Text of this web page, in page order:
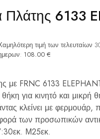
Πλάτης 6133
τιμή των τελευταίων
108.00 €
με FRNC 6133
θήκη για κινητό και
κλείνει με φερμουάρ,
των προσωπικών
Μ25εκ.